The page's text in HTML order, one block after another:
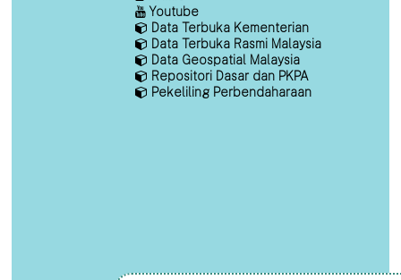
Youtube
Data Terbuka Kementerian
Data Terbuka Rasmi Malaysia
Data Geospatial Malaysia
Repositori Dasar dan PKPA
Pekeliling Perbendaharaan